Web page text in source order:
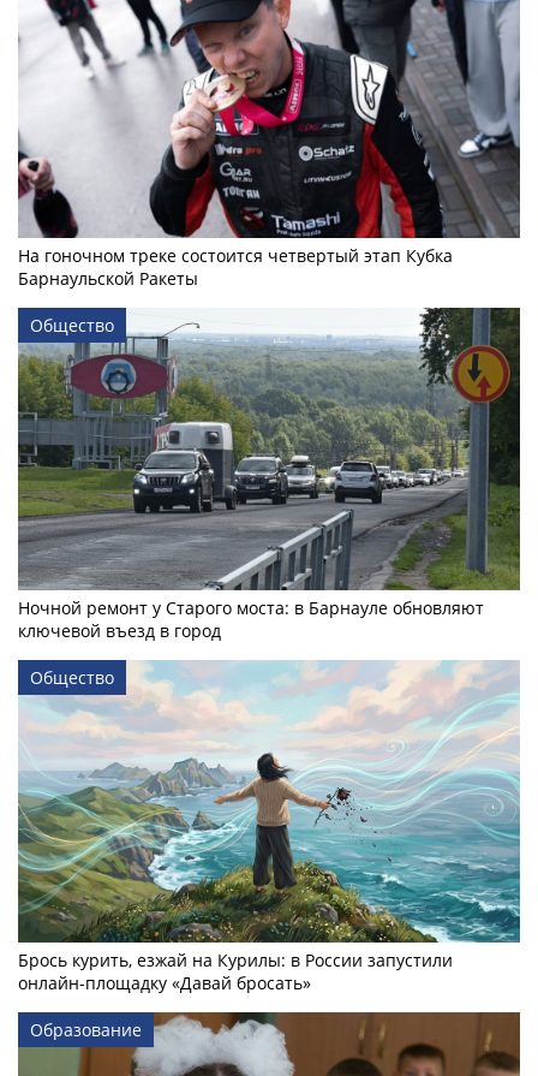
На гоночном треке состоится четвертый этап Кубка
Барнаульской Ракеты
Общество
Ночной ремонт у Старого моста: в Барнауле обновляют
ключевой въезд в город
Общество
Брось курить, езжай на Курилы: в России запустили
онлайн-­площадку «Давай бросать»
Образование